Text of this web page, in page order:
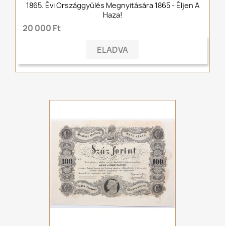
1865. Évi Országgyűlés Megnyitására 1865 - Éljen A
Haza!
20 000 Ft
ELADVA